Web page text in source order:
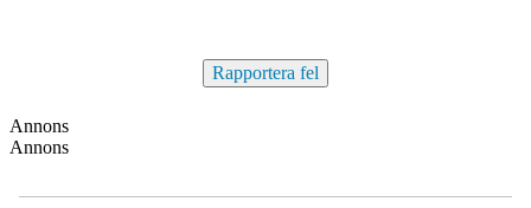
Rapportera fel
Annons
Annons